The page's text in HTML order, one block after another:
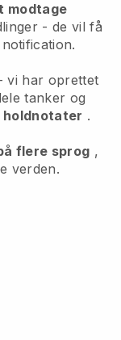
modtage
- de vil få
vi har oprettet
tanker og
.
flere sprog ,
verden.